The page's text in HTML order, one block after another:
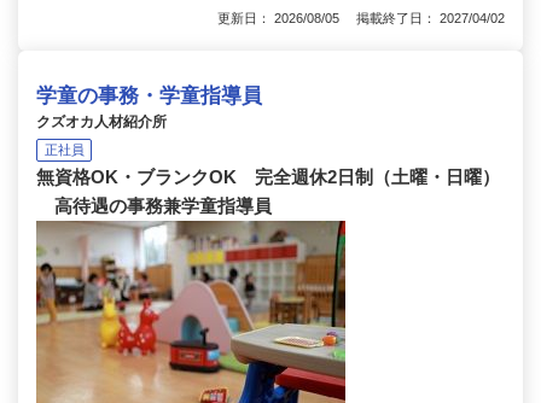
更新日： 2026/08/05 掲載終了日： 2027/04/02
学童の事務・学童指導員
クズオカ人材紹介所
正社員
無資格OK・ブランクOK 完全週休2日制（土曜・日曜）
高待遇の事務兼学童指導員